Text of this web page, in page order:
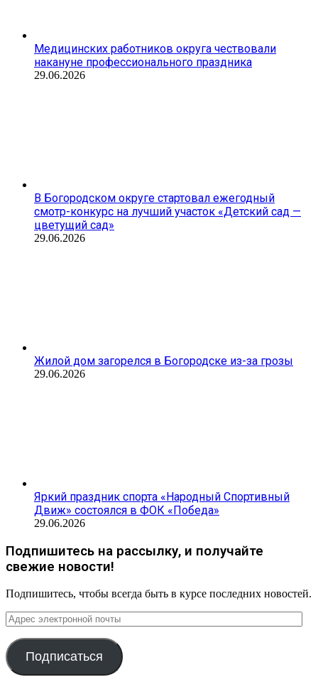
Медицинских работников округа чествовали
накануне профессионального праздника
29.06.2026
В Богородском округе стартовал ежегодный
смотр-конкурс на лучший участок «Детский сад —
цветущий сад»
29.06.2026
Жилой дом загорелся в Богородске из-за грозы
29.06.2026
Яркий праздник спорта «Народный Спортивный
Движ» состоялся в ФОК «Победа»
29.06.2026
Подпишитесь на рассылку, и получайте
свежие новости!
Подпишитесь, чтобы всегда быть в курсе последних новостей.
Адрес
электронной
почты
Подписаться